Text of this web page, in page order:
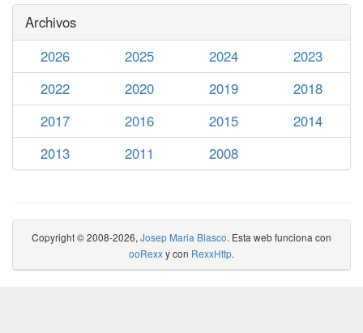
Archivos
2026
2025 2024
2023
2022
2020 2019
2018
2017
2016 2015
2014
2013
2011 2008
Copyright © 2008-2026, Josep Maria Blasco. Esta web funciona con
ooRexxy con RexxHttp.